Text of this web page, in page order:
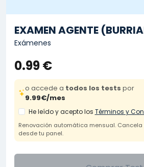
EXAMEN AGENTE
Exámenes
0.99 €
o accede a todos los tests por
9.99€/mes
He leído y acepto los Términos y
Renovación automática mensual.
desde tu panel.